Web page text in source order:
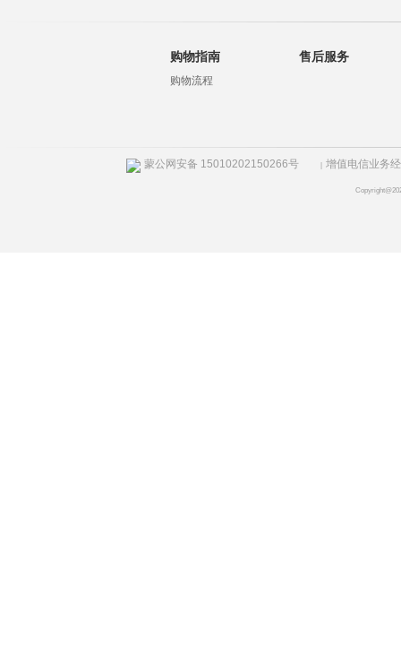
购物指南
购物流程
售后服务
蒙公网安备 15010202150266号 | 增值电信业务